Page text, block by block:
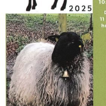
Noticias
Tablón de anuncios